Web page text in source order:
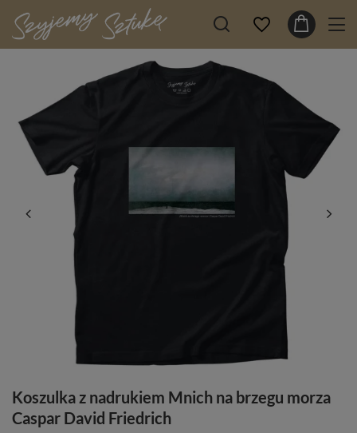
Koszulka z nadrukiem Mnich na brzegu morza
Caspar David Friedrich